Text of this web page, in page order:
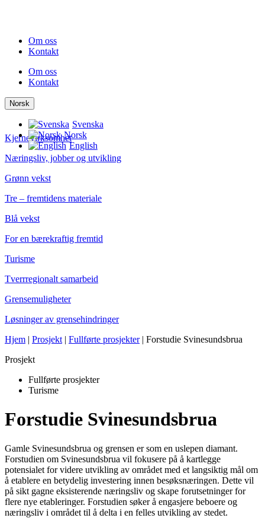
Om oss
Kontakt
Om oss
Kontakt
Norsk
Svenska
Norsk
English
Kjernevirksomhet
Næringsliv, jobber og utvikling
Grønn vekst
Tre – fremtidens materiale
Blå vekst
For en bærekraftig fremtid
Turisme
Tverrregionalt samarbeid
Grensemuligheter
Løsninger av grensehindringer
Hjem | Prosjekt | Fullførte prosjekter| Forstudie Svinesundsbrua
Prosjekt
Fullførte prosjekter
Turisme
Forstudie Svinesundsbrua
Gamle Svinesundsbrua og grensen er som en uslepen diamant.
Forstudien om Svinesundsbrua vil fokusere på å kartlegge
potensialet for videre utvikling av området med et langsiktig mål om
å etablere en betydelig investering innen besøksnæringen. Dette vil
på sikt gagne eksisterende næringsliv og skape forutsetninger for
flere nye etableringer. Forstudien søker å engasjere beboere og
næringsliv i området til å delta i en felles utvikling av stedet.